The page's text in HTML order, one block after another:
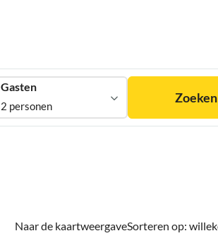
Gasten
2 personen
Zoeken
Naar de kaartweergaveSorteren op: